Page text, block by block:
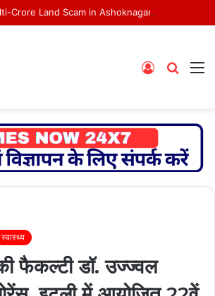
Search
Log
स्वास्थ्य
फैकल्टी डॉ. उज्ज्वल